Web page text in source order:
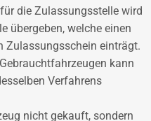
die Zulassungsstelle wird
übergeben, welche einen
Zulassungsschein einträgt.
kann
Verfahrens
nicht gekauft, sondern